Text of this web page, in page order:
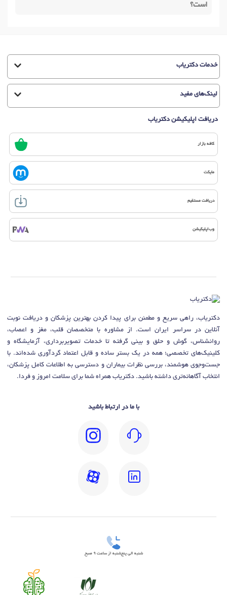
است؟
خدمات دکتریاب
لینک‌های مفید
دریافت اپلیکیشن دکتریاب
کافه بازار
مایکت
دریافت مستقیم
وب‌اپلیکیشن
دکتریاب، راهی سریع و مطمئن برای پیدا کردن بهترین پزشکان و دریافت نوبت
آنلاین در سراسر ایران است. از مشاوره با متخصصان قلب، مغز و اعصاب،
روانشناس، گوش و حلق و بینی گرفته تا خدمات تصویربرداری، آزمایشگاه و
کلینیک‌های تخصصی؛ همه در یک بستر ساده و قابل اعتماد گردآوری شده‌اند. با
جست‌وجوی هوشمند، بررسی نظرات بیماران و دسترسی به اطلاعات کامل پزشکان،
انتخاب آگاهانه‌تری داشته باشید. دکتریاب همراه شما برای سلامت امروز و فردا.
با ما در ارتباط باشید
شنبه الی پنج‌شنبه از ساعت 9 صبح